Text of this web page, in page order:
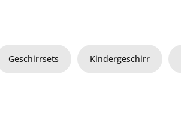
Geschirrsets Kindergeschirr